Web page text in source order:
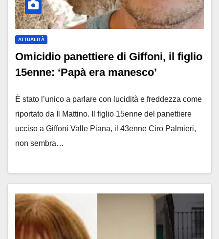
ATTUALITÀ
Omicidio panettiere di Giffoni, il figlio
15enne: ‘Papà era manesco’
È stato l’unico a parlare con lucidità e freddezza come
riportato da Il Mattino. Il figlio 15enne del panettiere
ucciso a Giffoni Valle Piana, il 43enne Ciro Palmieri,
non sembra…